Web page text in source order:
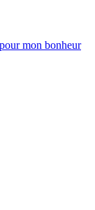
mon bonheur